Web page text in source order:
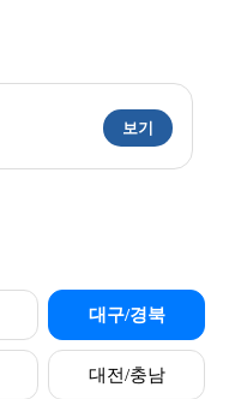
보기
대구/경북
대전/충남